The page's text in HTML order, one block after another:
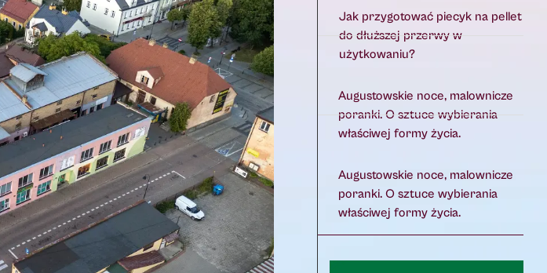
Jak przygotować piecyk na pellet
do dłuższej przerwy w
użytkowaniu?
Augustowskie noce, malownicze
poranki. O sztuce wybierania
właściwej formy życia.
Augustowskie noce, malownicze
poranki. O sztuce wybierania
właściwej formy życia.